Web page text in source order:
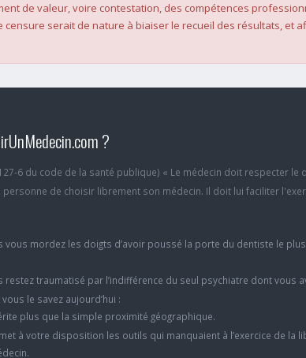
de valeur, voire contestation, des compétences
serait de nature à biaiser le recueil des résultats, et
?
6 du code de la santé publique) « Le médecin doit respecter le
de choisir librement son médecin. Il doit lui faciliter
vous mordez les doigts d’avoir poussé la porte du dentiste le plus
restez traumatisé par l’indifférence du seul psychiatre dont vous
le savez aujourd’hui :
plus que la simple proximité géographique.
à votre disposition les outils qui manquaient à l’exercice de la